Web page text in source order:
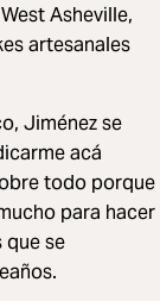
Asheville,
artesanales
Jiménez se
acá
todo porque
para hacer
que se